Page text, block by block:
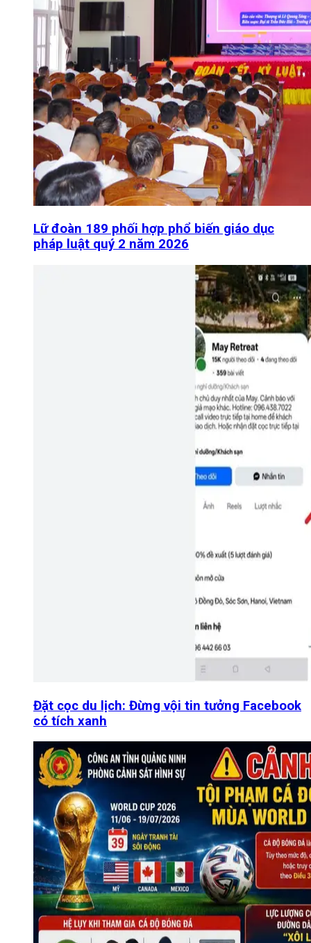
Lữ đoàn 189 phối hợp phổ biến giáo dục
pháp luật quý 2 năm 2026
Đặt cọc du lịch: Đừng vội tin tưởng Facebook
có tích xanh